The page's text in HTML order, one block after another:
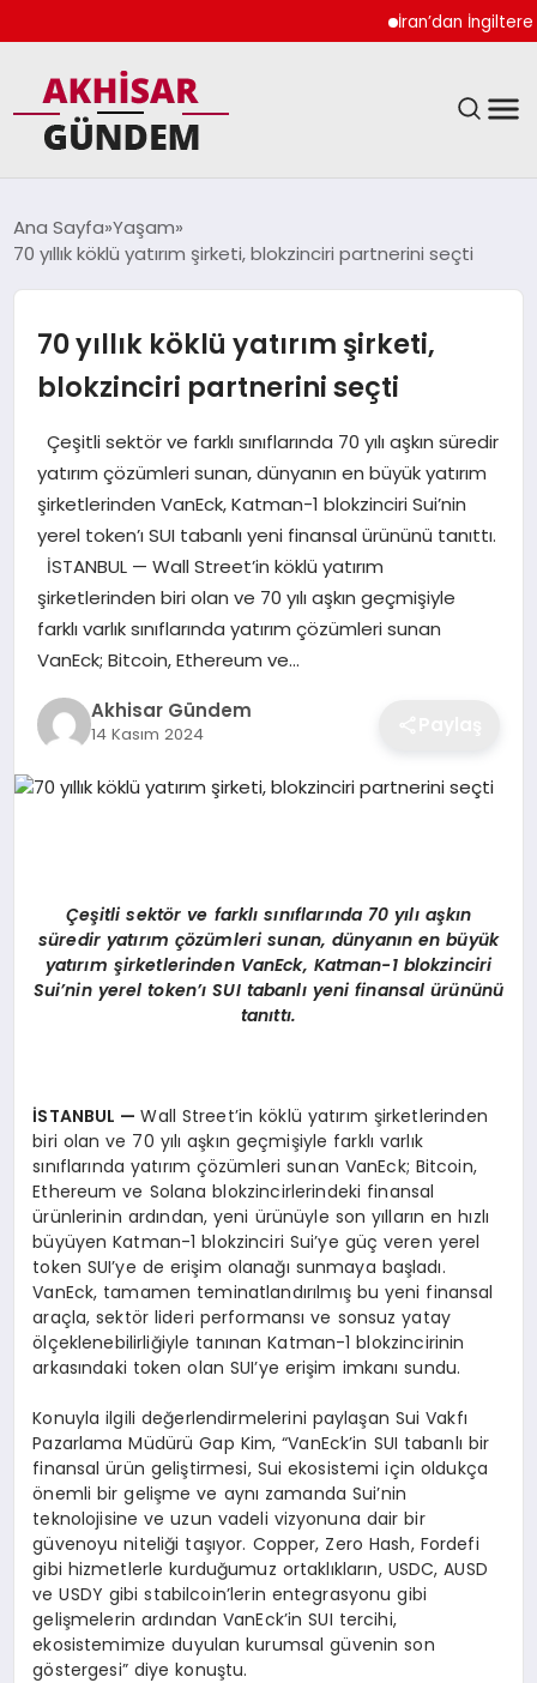
İran’dan İngiltere
DÜNYA
EKONOMI
SPOR
TEKNOLOJI
YAŞAM
Ana Sayfa Yaşam
70 yıllık köklü yatırım şirketi, blokzinciri partnerini seçti
70 yıllık köklü yatırım şirketi,
blokzinciri partnerini seçti
Çeşitli sektör ve farklı sınıflarında 70 yılı aşkın süredir
yatırım çözümleri sunan, dünyanın en büyük yatırım
şirketlerinden VanEck, Katman-1 blokzinciri Sui’nin
yerel token’ı SUI tabanlı yeni finansal ürününü tanıttı.
İSTANBUL — Wall Street’in köklü yatırım
şirketlerinden biri olan ve 70 yılı aşkın geçmişiyle
farklı varlık sınıflarında yatırım çözümleri sunan
VanEck; Bitcoin, Ethereum ve…
Akhisar Gündem
14 Kasım 2024
Çeşitli sektör ve farklı sınıflarında 70 yılı aşkın
süredir yatırım çözümleri sunan, dünyanın en büyük
yatırım şirketlerinden VanEck, Katman-1 blokzinciri
Sui’nin yerel token’ı SUI tabanlı yeni finansal ürününü
tanıttı.
İSTANBUL —Wall Street’in köklü yatırım şirketlerinden
biri olan ve 70 yılı aşkın geçmişiyle farklı varlık
sınıflarında yatırım çözümleri sunan VanEck; Bitcoin,
Ethereum ve Solana blokzincirlerindeki finansal
ürünlerinin ardından, yeni ürünüyle son yılların en hızlı
büyüyen Katman-1 blokzinciri Sui’ye güç veren yerel
token SUI’ye de erişim olanağı sunmaya başladı.
VanEck, tamamen teminatlandırılmış bu yeni finansal
araçla, sektör lideri performansı ve sonsuz yatay
ölçeklenebilirliğiyle tanınan Katman-1 blokzincirinin
arkasındaki token olan SUI’ye erişim imkanı sundu.
Konuyla ilgili değerlendirmelerini paylaşan Sui Vakfı
Pazarlama Müdürü Gap Kim, “VanEck’in SUI tabanlı bir
finansal ürün geliştirmesi, Sui ekosistemi için oldukça
önemli bir gelişme ve aynı zamanda Sui’nin
teknolojisine ve uzun vadeli vizyonuna dair bir
güvenoyu niteliği taşıyor. Copper, Zero Hash, Fordefi
gibi hizmetlerle kurduğumuz ortaklıkların, USDC, AUSD
ve USDY gibi stabilcoin’lerin entegrasyonu gibi
gelişmelerin ardından VanEck’in SUI tercihi,
ekosistemimize duyulan kurumsal güvenin son
göstergesi” diye konuştu.